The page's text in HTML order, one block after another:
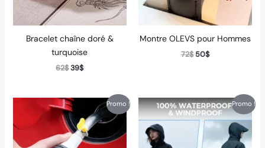
Bracelet chaîne doré &
turquoise
62$39$
Montre OLEVS pour Hommes
72$ 50$
Promo !
Le
prix
initial
était :
58$.
prix
actuel
est :
39$.
Promo !
Le
prix
initial
était :
72$.
Le
prix
actuel
est :
49$.